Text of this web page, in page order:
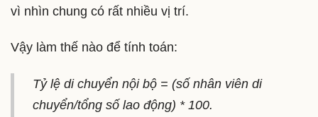
vì nhìn chung có rất nhiều vị trí.
Vậy làm thế nào để tính toán:
Tỷ lệ di chuyển nội bộ = (số nhân viên di
chuyển/tổng số lao động) * 100.